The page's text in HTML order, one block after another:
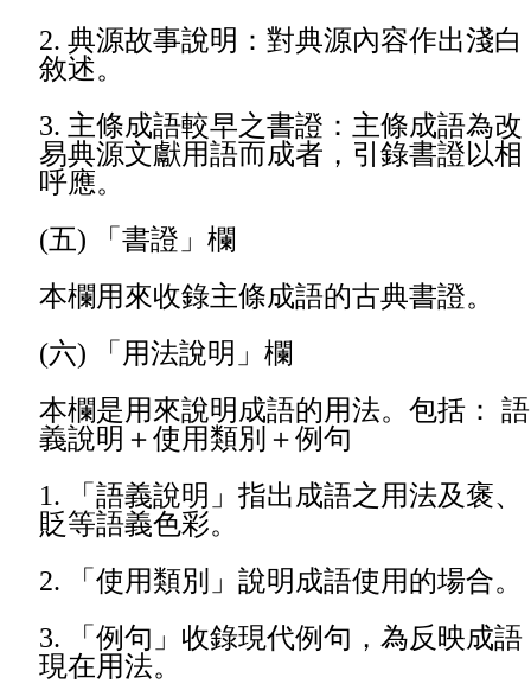
2. 典源故事說明：對典源內容作出淺白
敘述。
3. 主條成語較早之書證：主條成語為改
易典源文獻用語而成者，引錄書證以相
呼應。
(五) 「書證」欄
本欄用來收錄主條成語的古典書證。
(六) 「用法說明」欄
本欄是用來說明成語的用法。包括： 語
義說明＋使用類別＋例句
1.
「語義說明」指出成語之用法及褒、
貶等語義色彩。
2.
「使用類別」說明成語使用的場合。
3.
「例句」收錄現代例句，為反映成語
現在用法。